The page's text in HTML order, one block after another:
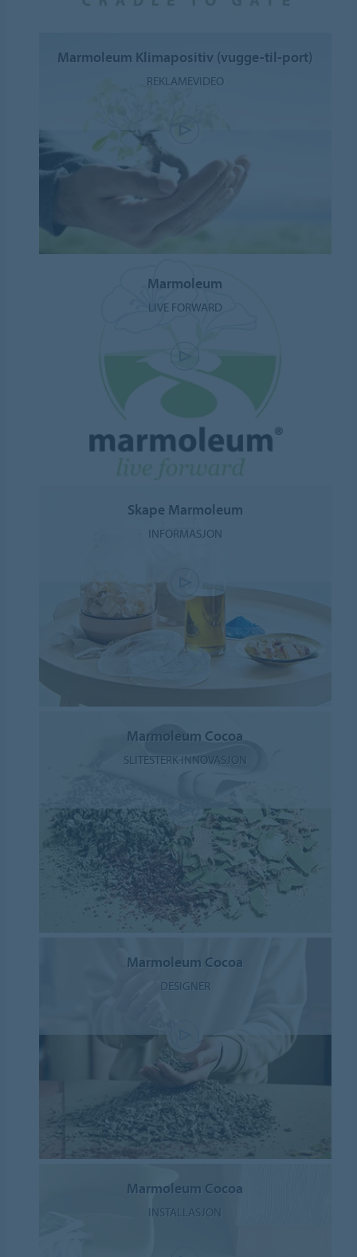
Marmoleum Klimapositiv (vugge-til-port)
REKLAMEVIDEO
Marmoleum
LIVE FORWARD
Skape Marmoleum
INFORMASJON
Marmoleum Cocoa
SLITESTERK INNOVASJON
Marmoleum Cocoa
DESIGNER
Marmoleum Cocoa
INSTALLASJON